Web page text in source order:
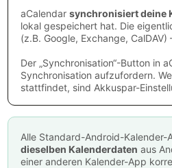
aCalendar synchronisiert deine
lokal gespeichert hat. Die
(z.B. Google, Exchange, CalDAV)
Der „Synchronisation“-Button in
Synchronisation aufzufordern.
stattfindet, sind Akkuspar-
Alle Standard-Android-Kalender-
dieselben Kalenderdaten aus
einer anderen Kalender-App